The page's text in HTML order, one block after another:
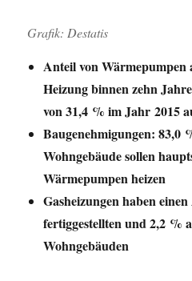
Grafik: Destatis
Anteil von Wärmepumpen
Heizung binnen zehn
von 31,4 % im Jahr 2015
Baugenehmigungen: 83,0
Wohngebäude sollen
Wärmepumpen heizen
Gasheizungen haben
fertiggestellten und 2,2 %
Wohngebäuden